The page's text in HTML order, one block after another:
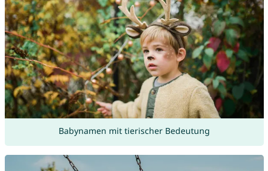
Babynamen mit tierischer Bedeutung